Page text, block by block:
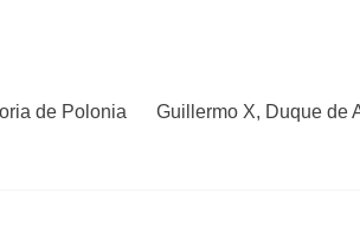
de Polonia
Guillermo X, Duque de